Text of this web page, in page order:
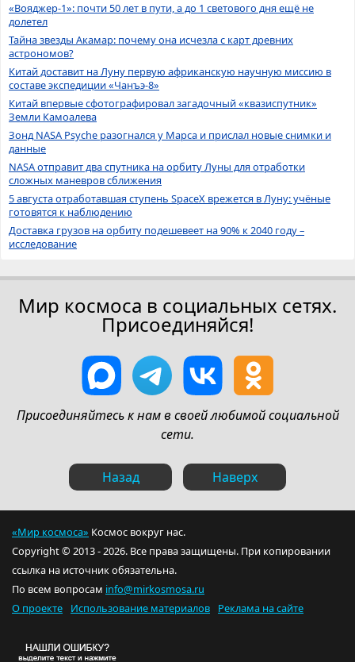
«Вояджер-1»: почти 50 лет в пути, а до 1 светового дня ещё не
долетел
Тайна звезды Акамар: почему она исчезла с карт древних
астрономов?
Китай доставит на Луну первую африканскую научную миссию в
составе экспедиции «Чанъэ-8»
Китай впервые сфотографировал загадочный «квазиспутник»
Земли Камоалева
Зонд NASA Psyche разогнался у Марса и прислал новые снимки и
данные
NASA отправит два спутника на орбиту Луны для отработки
сложных маневров сближения
5 августа отработавшая ступень SpaceX врежется в Луну: учёные
готовятся к наблюдению
Доставка грузов на орбиту подешевеет на 90% к 2040 году –
исследование
Мир космоса в социальных сетях.
Присоединяйся!
Присоединяйтесь к нам в своей любимой социальной
сети.
Назад Наверх
«Мир космоса» Космос вокруг нас.
Copyright © 2013 - 2026. Все права защищены. При копировании
ссылка на источник обязательна.
По всем вопросам info@mirkosmosa.ru
О проекте
Использование материалов Реклама на сайте